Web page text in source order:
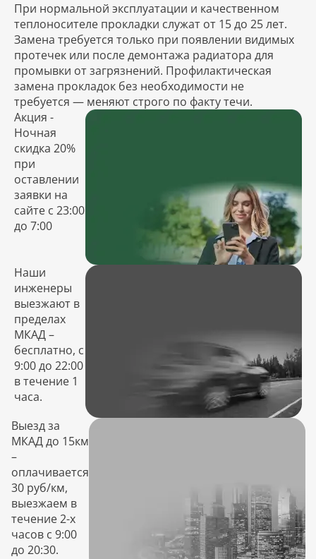
При нормальной эксплуатации и качественном
теплоносителе прокладки служат от 15 до 25 лет.
Замена требуется только при появлении видимых
протечек или после демонтажа радиатора для
промывки от загрязнений. Профилактическая
замена прокладок без необходимости не
требуется — меняют строго по факту течи.
Акция -
Ночная
скидка 20%
при
оставлении
заявки на
сайте с 23:00
до 7:00
Наши
инженеры
выезжают в
пределах
МКАД –
бесплатно, с
9:00 до 22:00
в течение 1
часа.
Выезд за
МКАД до 15км
–
оплачивается
30 руб/км,
выезжаем в
течение 2-х
часов с 9:00
до 20:30.